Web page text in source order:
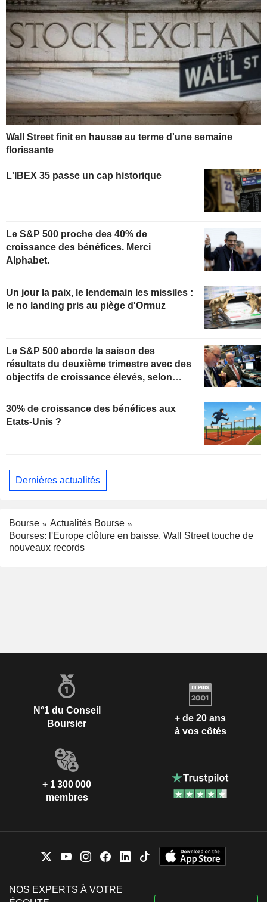
Wall Street finit en hausse au terme d'une semaine
florissante
L'IBEX 35 passe un cap historique
Le S&P 500 proche des 40% de
croissance des bénéfices. Merci
Alphabet.
Un jour la paix, le lendemain les missiles :
le no landing pris au piège d'Ormuz
Le S&P 500 aborde la saison des
résultats du deuxième trimestre avec des
objectifs de croissance élevés, selon
30% de croissance des bénéfices aux
Etats-Unis ?
Dernières actualités
Bourse
Actualités Bourse
Bourses: l'Europe clôture en baisse, Wall Street touche de
nouveaux records
N°1 du Conseil
Boursier
+ de 20 ans
à vos côtés
+ 1 300 000
membres
NOS EXPERTS À VOTRE